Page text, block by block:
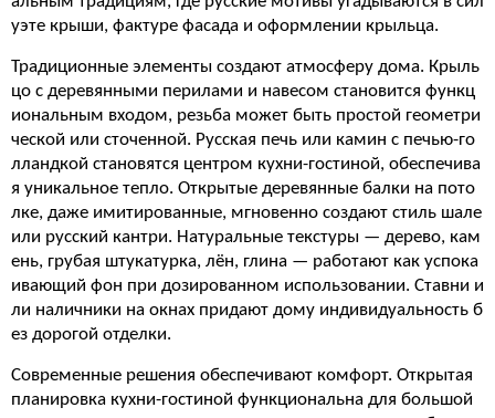
уэте крыши, фактуре фасада и оформлении крыльца.
Традиционные элементы создают атмосферу дома. Крыль
цо с деревянными перилами и навесом становится функц
иональным входом, резьба может быть простой геометри
ческой или сточенной. Русская печь или камин с печью-го
лландкой становятся центром кухни-гостиной, обеспечива
я уникальное тепло. Открытые деревянные балки на пото
лке, даже имитированные, мгновенно создают стиль шале
или русский кантри. Натуральные текстуры — дерево, кам
ень, грубая штукатурка, лён, глина — работают как успока
ивающий фон при дозированном использовании. Ставни и
ли наличники на окнах придают дому индивидуальность б
ез дорогой отделки.
Современные решения обеспечивают комфорт. Открытая
планировка кухни-гостиной функциональна для большой